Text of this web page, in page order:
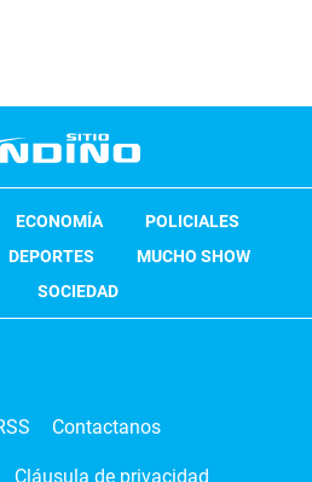
ECONOMÍA
POLICIALES
DEPORTES
MUCHO SHOW
SOCIEDAD
Contactanos
Cláusula de privacidad